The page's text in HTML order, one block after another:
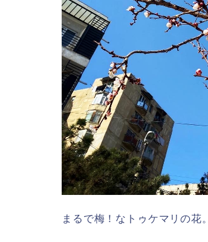
まるで梅！なトゥケマリの花。